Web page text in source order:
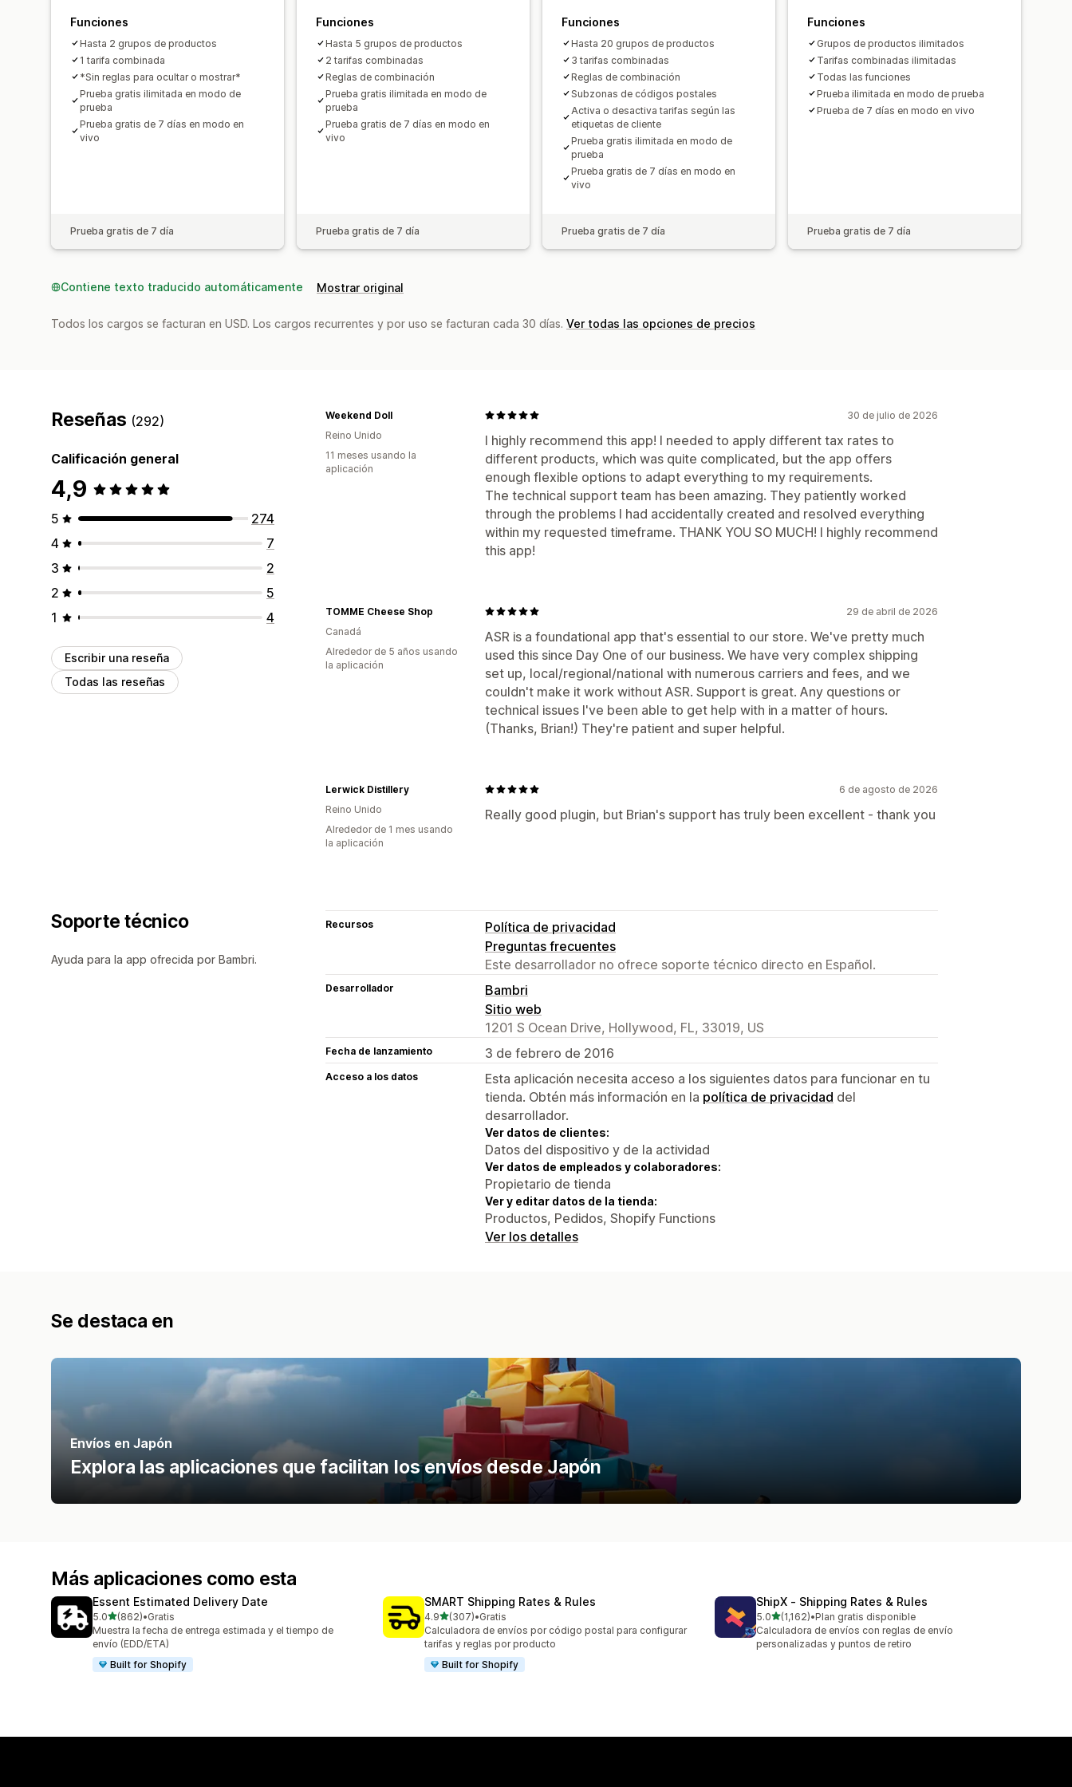
Funciones
Hasta 2 grupos de productos
1 tarifa combinada
*Sin reglas para ocultar o mostrar*
Prueba gratis ilimitada en modo de
prueba
Prueba gratis de 7 días en modo en
vivo
Prueba gratis de 7 día
Funciones
Hasta 5 grupos de productos
2 tarifas combinadas
Reglas de combinación
Prueba gratis ilimitada en modo de
prueba
Prueba gratis de 7 días en modo en
vivo
Prueba gratis de 7 día
Funciones
Hasta 20 grupos de productos
3 tarifas combinadas
Reglas de combinación
Subzonas de códigos postales
Activa o desactiva tarifas según las
etiquetas de cliente
Prueba gratis ilimitada en modo de
prueba
Prueba gratis de 7 días en modo en
vivo
Prueba gratis de 7 día
Funciones
Grupos de productos ilimitados
Tarifas combinadas ilimitadas
Todas las funciones
Prueba ilimitada en modo de prueba
Prueba de 7 días en modo en vivo
Prueba gratis de 7 día
Contiene texto traducido automáticamente Mostrar original
Todos los cargos se facturan en USD. Los cargos recurrentes y por uso se facturan cada 30 días. Ver todas las opciones de precios
Reseñas (292)
Calificación general
4,9
5
274
4
7
3
2
2
5
1
4
Escribir una reseña
Todas las reseñas
30 de julio de 2026
I highly recommend this app! I needed to apply different tax rates to
different products, which was quite complicated, but the app offers
enough flexible options to adapt everything to my requirements.
The technical support team has been amazing. They patiently worked
through the problems I had accidentally created and resolved everything
within my requested timeframe. THANK YOU SO MUCH! I highly recommend
this app!
Weekend Doll
Reino Unido
11 meses usando la
aplicación
29 de abril de 2026
ASR is a foundational app that's essential to our store. We've pretty much
used this since Day One of our business. We have very complex shipping
set up, local/regional/national with numerous carriers and fees, and we
couldn't make it work without ASR. Support is great. Any questions or
technical issues I've been able to get help with in a matter of hours.
(Thanks, Brian!) They're patient and super helpful.
TOMME Cheese Shop
Canadá
Alrededor de 5 años usando
la aplicación
6 de agosto de 2026
Really good plugin, but Brian's support has truly been excellent - thank you
Lerwick Distillery
Reino Unido
Alrededor de 1 mes usando
la aplicación
Soporte técnico
Ayuda para la app ofrecida por Bambri.
Recursos
Política de privacidad
Preguntas frecuentes
Este desarrollador no ofrece soporte técnico directo en Español.
Desarrollador
Bambri
Sitio web
1201 S Ocean Drive, Hollywood, FL, 33019, US
Fecha de lanzamiento 3 de febrero de 2016
Acceso a los datos
Esta aplicación necesita acceso a los siguientes datos para funcionar en tu
tienda. Obtén más información en la política de privacidad del
desarrollador.
Ver datos de clientes:
Datos del dispositivo y de la actividad
Ver datos de empleados y colaboradores:
Propietario de tienda
Ver y editar datos de la tienda:
Productos, Pedidos, Shopify Functions
Ver los detalles
Se destaca en
Envíos en Japón
Explora las aplicaciones que facilitan los envíos desde Japón
Más aplicaciones como esta
Essent Estimated Delivery Date
5.0de 5 estrellas
(862)
862 reseñas en total
•Gratis
Muestra la fecha de entrega estimada y el tiempo de
envío (EDD/ETA)
Built for Shopify
SMART Shipping Rates & Rules
4.9de 5 estrellas
(307)
307 reseñas en total
•Gratis
Calculadora de envíos por código postal para configurar
tarifas y reglas por producto
Built for Shopify
ShipX ‑ Shipping Rates & Rules
5.0de 5 estrellas
(1,162)
1162 reseñas en total
•Plan gratis disponible
Calculadora de envíos con reglas de envío
personalizadas y puntos de retiro